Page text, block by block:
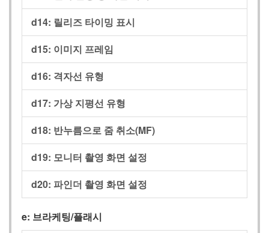
d14: 릴리즈 타이밍 표시
d15: 이미지 프레임
d16: 격자선 유형
d17: 가상 지평선 유형
d18: 반누름으로 줌 취소(MF)
d19: 모니터 촬영 화면 설정
d20: 파인더 촬영 화면 설정
e: 브라케팅/플래시